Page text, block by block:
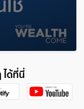
ด้ที่นี่